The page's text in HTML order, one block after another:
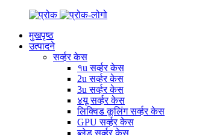
मुखपृष्ठ
उत्पादने
सर्व्हर केस
१u सर्व्हर केस
2u सर्व्हर केस
3u सर्व्हर केस
४यू सर्व्हर केस
लिक्विड कूलिंग सर्व्हर केस
GPU सर्व्हर केस
ब्लेड सर्व्हर केस